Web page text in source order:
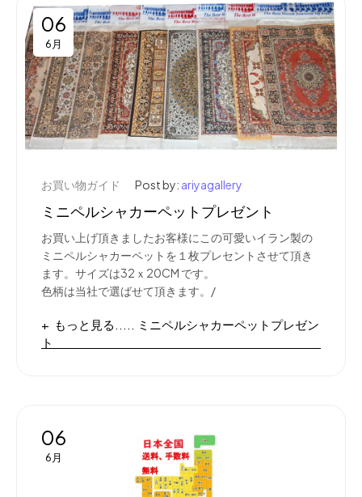
06
6月
お買い物ガイド Post by: ariyagallery
ミニペルシャカーペットプレゼント
お買い上げ頂きましたお客様にこの可愛いイラン製の
ミニペルシャカーペットを１枚プレセントさせて頂き
ます。サイズは32ｘ20CM です。
色柄は当社で選ばせて頂きます。/
もっと見る..... ミニペルシャカーペットプレゼン
ト
06
6月